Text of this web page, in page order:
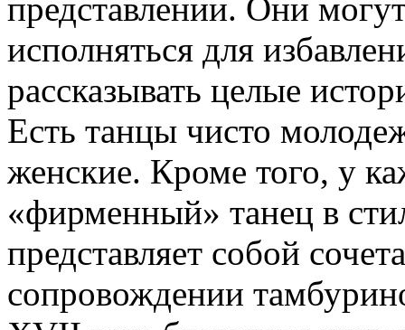
представлении. Они
исполняться для
рассказывать целые
Есть танцы чисто
женские. Кроме того, у
«фирменный» танец в
представляет собой
сопровождении